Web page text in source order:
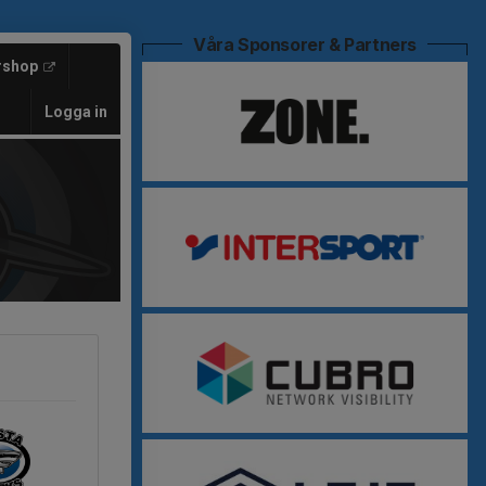
Logga in
Våra Sponsorer & Partners